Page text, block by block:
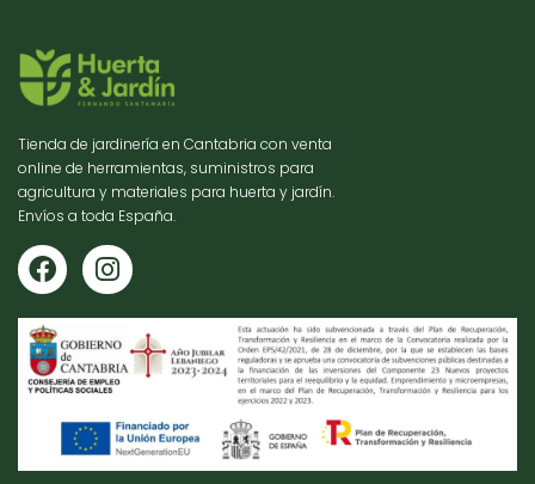
Tienda de jardinería en Cantabria con venta
online de herramientas, suministros para
agricultura y materiales para huerta y jardín.
Envíos a toda España.